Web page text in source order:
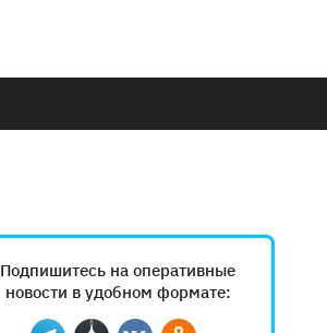
Подпишитесь на оперативные
новости в удобном формате: